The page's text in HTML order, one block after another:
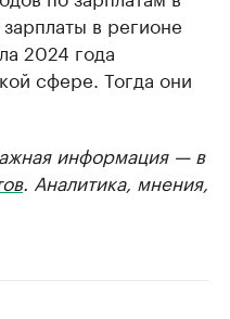
в регионе
2024 года
сфере. Тогда они
информация — в
. Аналитика, мнения,